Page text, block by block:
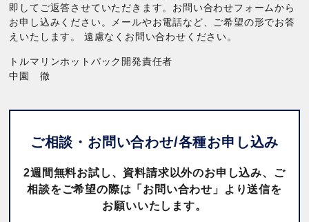
即してご返答させていただきます。お問い合わせフォームから
お申し込みください。メールやお電話など、ご希望の形でお答
えいたします。 遠慮なくお問い合わせください。
トルマリンホットパック開発責任者
中園 徹
ご相談・お問い合わせ/各種お申し込み
2週間無料お試し、資料請求以外のお申し込み、ご
相談をご希望の際は「お問い合わせ」より送信を
お願いいたします。